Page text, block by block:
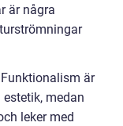
är några
är
medan
leker med